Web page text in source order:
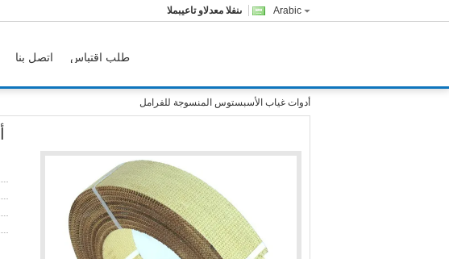
Arabic المبيعات والدعم الفنى
اتصل بنا طلب اقتباس
أدوات غياب الأسبستوس المنسوجة للفرامل